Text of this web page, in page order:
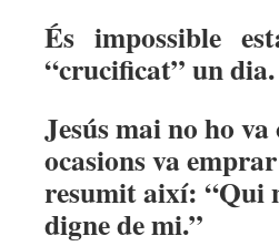
És impossible
“crucificat” un dia.
Jesús mai no ho
ocasions va
resumit així: “Qui
digne de mi.”